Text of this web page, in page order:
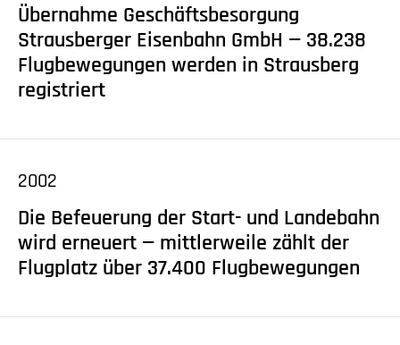
bezogen. Der Aufbau der Sammlung begann rund 15
militärischen Nutzung des Flugplatzes Strausberg.
Eine in die Jahre gekommene Baracke war das erste
Domizil. Horst Kleest und Helmut Bukowski
zu werden.
Übernahme Geschäftsbesorgung
Strausberger Eisenbahn GmbH — 38.238
Flugbewegungen werden in Strausberg
registriert
2002
Die Befeuerung der Start- und Landebahn
wird erneuert — mittlerweile zählt der
Flugplatz über 37.400 Flugbewegungen